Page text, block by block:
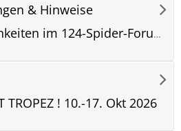
& Hinweise
Kleine Feierlichkeiten im 124-Spider-Forum :)
TROPEZ ! 10.-17. Okt 2026